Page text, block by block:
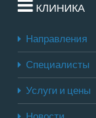
КЛИНИКА
Направления
Специалисты
Услуги и цены